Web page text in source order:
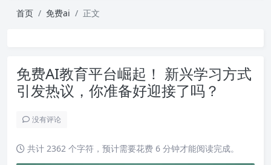
首页 免费ai 正文
免费AI教育平台崛起！ 新兴学习方式
引发热议，你准备好迎接了吗？
没有评论
共计 2362 个字符，预计需要花费 6 分钟才能阅读完成。